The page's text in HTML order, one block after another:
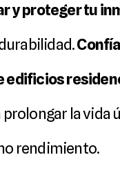
y proteger tu
edificios
prolongar la vida
rendimiento.